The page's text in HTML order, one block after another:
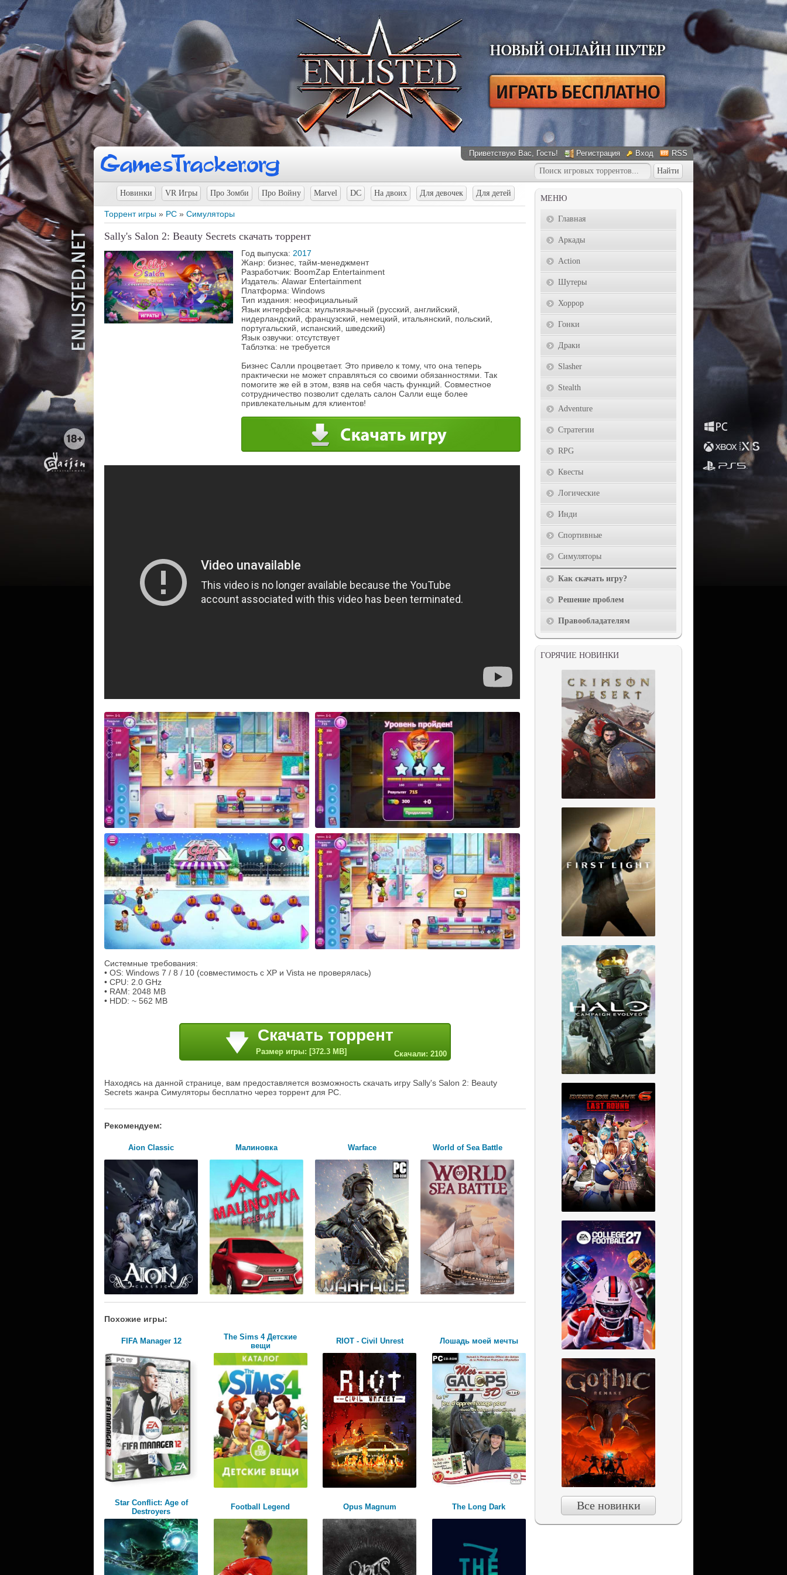
Приветствую Вас, Гость! Регистрация Вход RSS
Новинки VR Игры Про Зомби Про Войну Marvel DC На двоих Для девочек Для детей
Торрент игры » PC » Симуляторы
Sally's Salon 2: Beauty Secrets скачать торрент
Год выпуска: 2017
Жанр: бизнес, тайм-менеджмент
Разработчик: BoomZap Entertainment
Издатель: Alawar Entertainment
Платформа: Windows
Тип издания: неофициальный
Язык интерфейса: мультиязычный (русский, английский,
нидерландский, французский, немецкий, итальянский, польский,
португальский, испанский, шведский)
Язык озвучки: отсутствует
Таблэтка: не требуется
Бизнес Салли процветает. Это привело к тому, что она теперь
практически не может справляться со своими обязанностями. Так
помогите же ей в этом, взяв на себя часть функций. Совместное
сотрудничество позволит сделать салон Салли еще более
привлекательным для клиентов!
Системные требования:
• OS: Windows 7 / 8 / 10 (совместимость с XP и Vista не проверялась)
• CPU: 2.0 GHz
• RAM: 2048 MB
• HDD: ~ 562 MB
Скачать торрент
Размер игры: [372.3 MB] Скачали: 2100
Находясь на данной странице, вам предоставляется возможность скачать игру Sally's Salon 2: Beauty
Secrets жанра Симуляторы бесплатно через торрент для PC.
Рекомендуем:
Aion Classic Малиновка Warface World of Sea Battle
Похожие игры:
FIFA Manager 12
The Sims 4 Детские
вещи
RIOT - Civil Unrest Лошадь моей мечты
Star Conflict: Age of
Destroyers
Football Legend Opus Magnum The Long Dark
МЕНЮ
Главная
Аркады
Action
Шутеры
Хоррор
Гонки
Драки
Slasher
Stealth
Adventure
Стратегии
RPG
Квесты
Логические
Инди
Спортивные
Симуляторы
Как скачать игру?
Решение проблем
Правообладателям
ГОРЯЧИЕ НОВИНКИ
Все новинки